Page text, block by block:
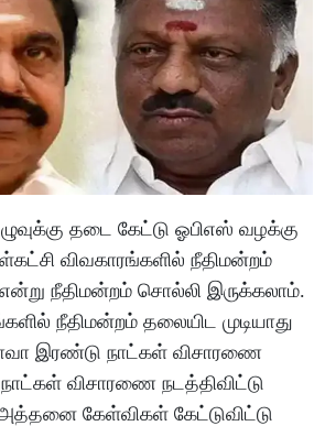
தடை கேட்டு ஓபிஎஸ் வழக்கு
விவகாரங்களில் நீதிமன்றம்
என்று நீதிமன்றம் சொல்லி இருக்கலாம்.
நீதிமன்றம் தலையிட முடியாது
இரண்டு நாட்கள் விசாரணை
விசாரணை நடத்திவிட்டு
கேள்விகள் கேட்டுவிட்டு